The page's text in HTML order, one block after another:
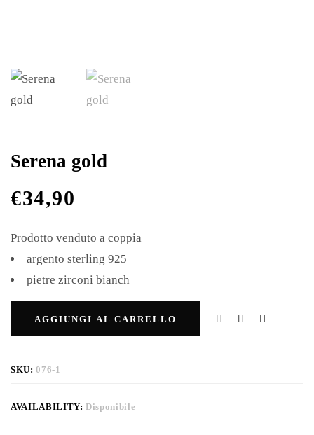
Serena gold
€34,90
Prodotto venduto a coppia
argento sterling 925
pietre zirconi bianch
AGGIUNGI AL CARRELLO
SKU:076-1
AVAILABILITY:Disponibile